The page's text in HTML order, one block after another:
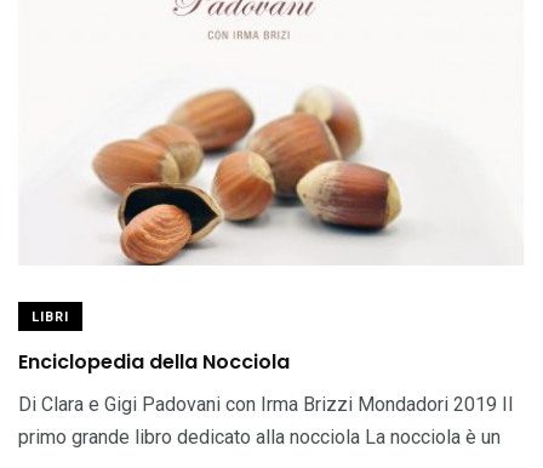
LIBRI
Enciclopedia della Nocciola
Di Clara e Gigi Padovani con Irma Brizzi Mondadori 2019 Il
primo grande libro dedicato alla nocciola La nocciola è un